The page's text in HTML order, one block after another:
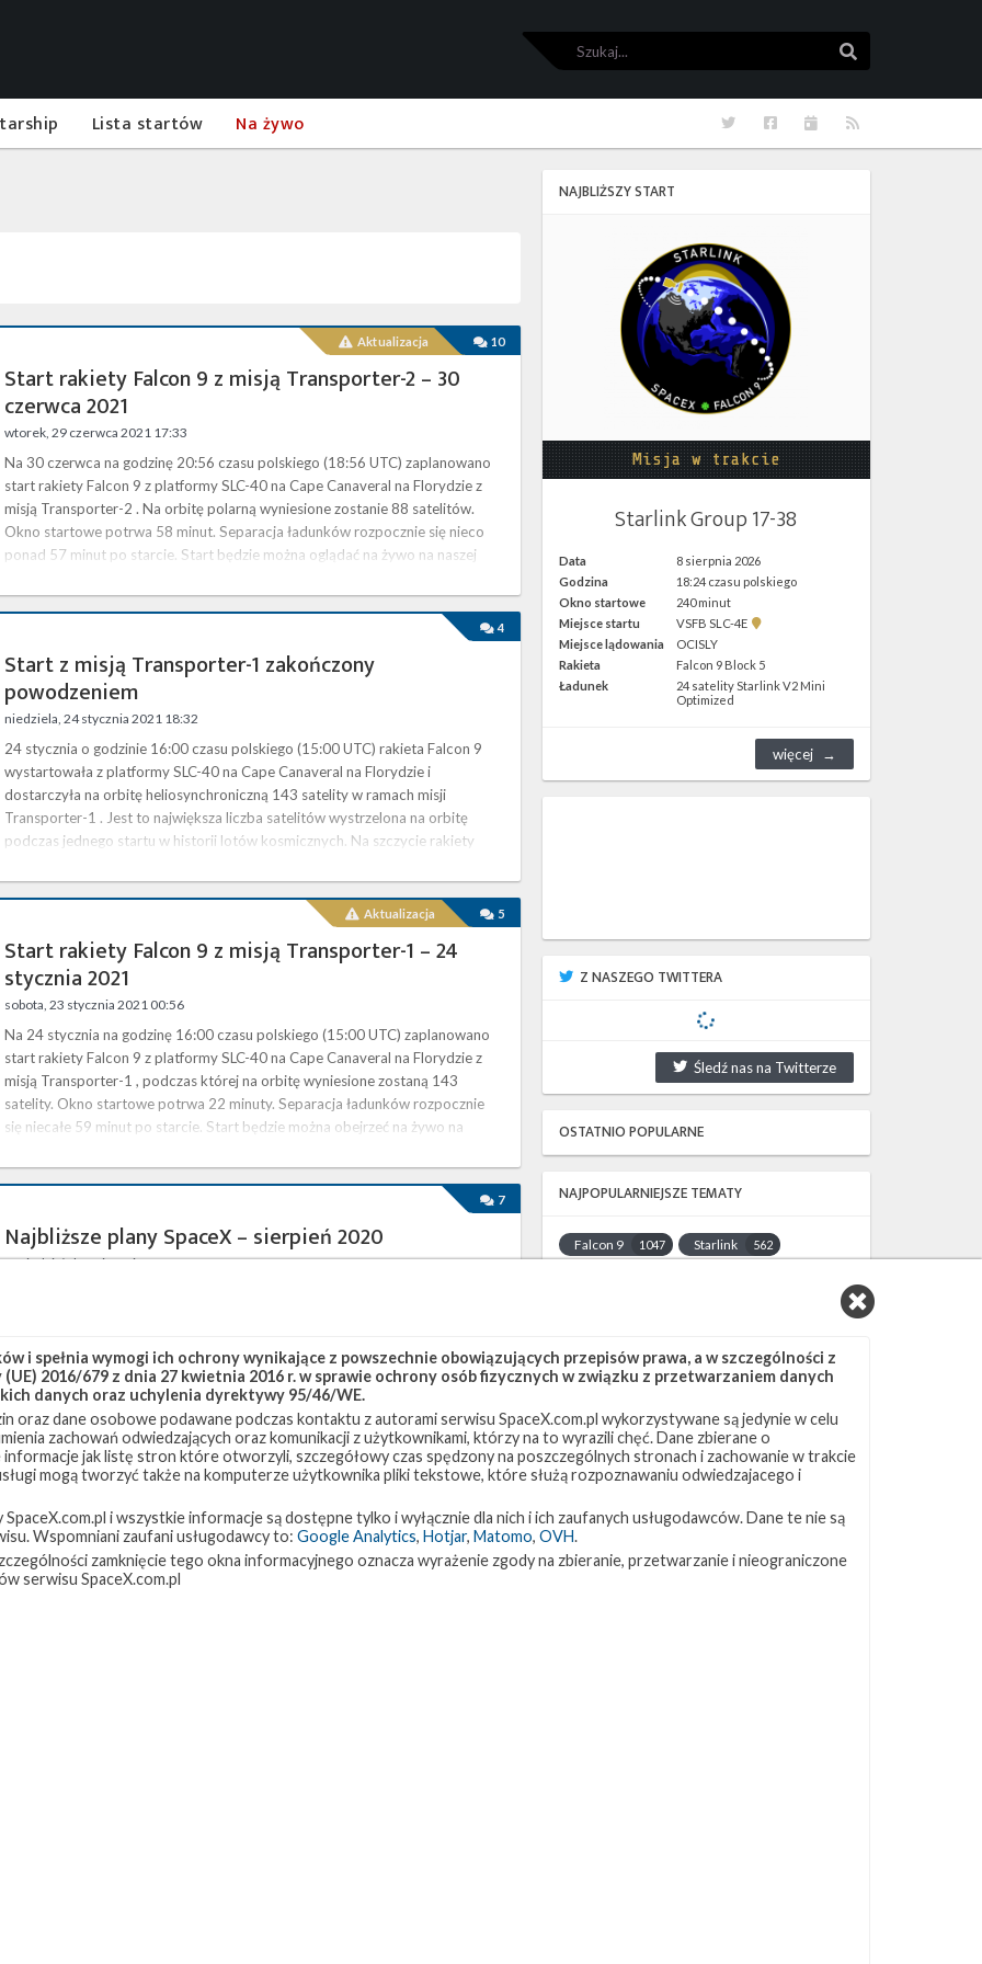
Szukaj
Lista startów Na żywo RSS
Kalendarze
Facebook
Twitter
Aktualizacja 10
Start rakiety Falcon 9 z misją Transporter-2 – 30
czerwca 2021
wtorek, 29 czerwca 2021 17:33
Na 30 czerwca na godzinę 20:56 czasu polskiego (18:56 UTC) zaplanowano
start rakiety Falcon 9 z platformy SLC-40 na Cape Canaveral na Florydzie z
misją Transporter-2 . Na orbitę polarną wyniesione zostanie 88 satelitów.
Okno startowe potrwa 58 minut. Separacja ładunków rozpocznie się nieco
ponad 57 minut po starcie. Start będzie można oglądać na żywo na naszej
SpaceX programu wynoszenia na orbitę małych satelitów, …
4
Start z misją Transporter-1 zakończony
powodzeniem
niedziela, 24 stycznia 2021 18:32
24 stycznia o godzinie 16:00 czasu polskiego (15:00 UTC) rakieta Falcon 9
wystartowała z platformy SLC-40 na Cape Canaveral na Florydzie i
dostarczyła na orbitę heliosynchroniczną 143 satelity w ramach misji
Transporter-1 . Jest to największa liczba satelitów wystrzelona na orbitę
podczas jednego startu w historii lotów kosmicznych. Na szczycie rakiety
wyniesienie zakontraktowano w ramach programu SpaceX …
Aktualizacja 5
Start rakiety Falcon 9 z misją Transporter-1 – 24
stycznia 2021
sobota, 23 stycznia 2021 00:56
Na 24 stycznia na godzinę 16:00 czasu polskiego (15:00 UTC) zaplanowano
start rakiety Falcon 9 z platformy SLC-40 na Cape Canaveral na Florydzie z
misją Transporter-1 , podczas której na orbitę wyniesione zostaną 143
satelity. Okno startowe potrwa 22 minuty. Separacja ładunków rozpocznie
się niecałe 59 minut po starcie. Start będzie można obejrzeć na żywo na
wynoszenia małych satelitów SpaceX, SmallSat Rideshare…
7
Najbliższe plany SpaceX – sierpień 2020
poniedziałek, 3 sierpnia 2020 14:14
Starship na wysokość 150 metrów. Najbliższe starty Pierwsza misja orbitalna
zaplanowana na sierpień to Starlink-10 . Falcon 9 ma wystartować z
platformy LC-39A w Centrum Kosmicznym im. Kennedy’ego (KSC) na
Florydzie 6 sierpnia o godzinie 07:33 czasu polskiego (05:33 UTC) i …
NAJBLIŻSZY START
Misja w trakcie
Starlink Group 17-38
Data
8 sierpnia 2026
Godzina
18:24 czasu polskiego
Okno startowe
240 minut
Miejsce startu
VSFB SLC-4E
Pokaż
SLC-
4E w
Google
Miejsce lądowania
OCISLY
Rakieta
Falcon 9 Block 5
Ładunek
24 satelity Starlink V2 Mini
Optimized
więcej
Z NASZEGO TWITTERA
Śledź nas na Twitterze
OSTATNIO POPULARNE
NAJPOPULARNIEJSZE TEMATY
Falcon 9 1047 Starlink 562
JRTI 214 ASOG 182
Starship 107 Landing Zone 1 96
Loty załogowe 95 ISS 93
ZAPRZYJAŹNIONE STRONY
Kosmogadka
i spełnia wymogi ich ochrony wynikające z powszechnie obowiązujących przepisów prawa, a w szczególności z
2016/679 z dnia 27 kwietnia 2016 r. w sprawie ochrony osób fizycznych w związku z przetwarzaniem danych
danych oraz uchylenia dyrektywy 95/46/WE.
oraz dane osobowe podawane podczas kontaktu z autorami serwisu SpaceX.com.pl wykorzystywane są jedynie w celu
zachowań odwiedzających oraz komunikacji z użytkownikami, którzy na to wyrazili chęć. Dane zbierane o
jak listę stron które otworzyli, szczegółowy czas spędzony na poszczególnych stronach i zachowanie w trakcie
mogą tworzyć także na komputerze użytkownika pliki tekstowe, które służą rozpoznawaniu odwiedzajacego i
i wszystkie informacje są dostępne tylko i wyłącznie dla nich i ich zaufanych usługodawców. Dane te nie są
Wspomniani zaufani usługodawcy to: Google Analytics, Hotjar, Matomo, OVH.
zamknięcie tego okna informacyjnego oznacza wyrażenie zgody na zbieranie, przetwarzanie i nieograniczone
serwisu SpaceX.com.pl